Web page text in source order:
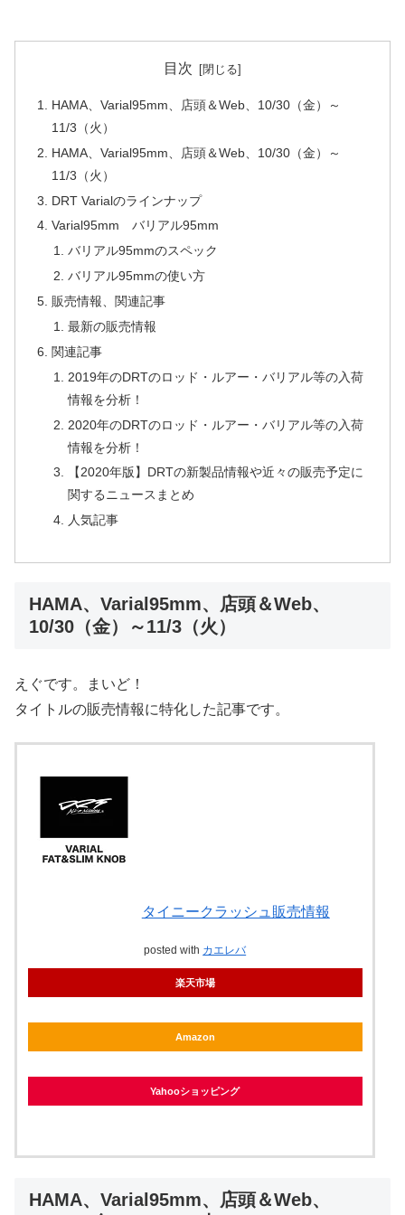
目次
HAMA、Varial95mm、店頭＆Web、10/30（金）～
11/3（火）
HAMA、Varial95mm、店頭＆Web、10/30（金）～
11/3（火）
DRT Varialのラインナップ
Varial95mm バリアル95mm
バリアル95mmのスペック
バリアル95mmの使い方
販売情報、関連記事
最新の販売情報
関連記事
2019年のDRTのロッド・ルアー・バリアル等の入荷
情報を分析！
2020年のDRTのロッド・ルアー・バリアル等の入荷
情報を分析！
【2020年版】DRTの新製品情報や近々の販売予定に
関するニュースまとめ
人気記事
HAMA、Varial95mm、店頭＆Web、
10/30（金）～11/3（火）
えぐです。まいど！
タイトルの販売情報に特化した記事です。
タイニークラッシュ販売情報
posted with カエレバ
楽天市場
Amazon
Yahooショッピング
HAMA、Varial95mm、店頭＆Web、